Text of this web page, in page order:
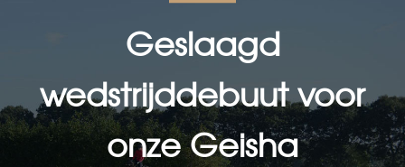
Geslaagd
wedstrijddebuut voor
onze Geisha